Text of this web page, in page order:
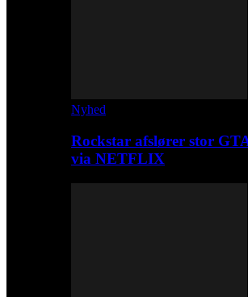
Nyhed
Rockstar afslører stor
via NETFLIX